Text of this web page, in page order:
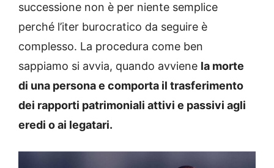
successione non è per niente semplice
perché l’iter burocratico da seguire è
complesso. La procedura come ben
sappiamo si avvia, quando avviene la morte
di una persona e comporta il trasferimento
dei rapporti patrimoniali attivi e passivi agli
eredi o ai legatari.